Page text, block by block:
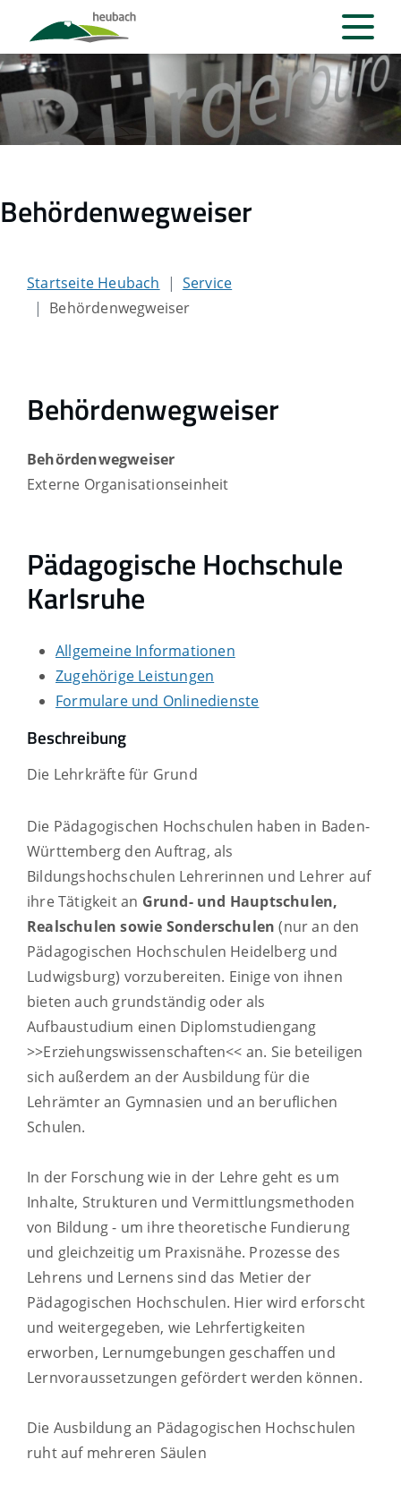
Behördenwegweiser
Startseite Heubach
Service
Behördenwegweiser
Behördenwegweiser
Behördenwegweiser
Externe Organisationseinheit
Pädagogische Hochschule
Karlsruhe
Allgemeine Informationen
Zugehörige Leistungen
Formulare und Onlinedienste
Beschreibung
Die Lehrkräfte für Grund
Die Pädagogischen Hochschulen haben in Baden-
Württemberg den Auftrag, als
Bildungshochschulen Lehrerinnen und Lehrer auf
ihre Tätigkeit an Grund- und Hauptschulen,
Realschulen sowie Sonderschulen (nur an den
Pädagogischen Hochschulen Heidelberg und
Ludwigsburg) vorzubereiten. Einige von ihnen
bieten auch grundständig oder als
Aufbaustudium einen Diplomstudiengang
>>Erziehungswissenschaften<< an. Sie beteiligen
sich außerdem an der Ausbildung für die
Lehrämter an Gymnasien und an beruflichen
Schulen.
In der Forschung wie in der Lehre geht es um
Inhalte, Strukturen und Vermittlungsmethoden
von Bildung - um ihre theoretische Fundierung
und gleichzeitig um Praxisnähe. Prozesse des
Lehrens und Lernens sind das Metier der
Pädagogischen Hochschulen. Hier wird erforscht
und weitergegeben, wie Lehrfertigkeiten
erworben, Lernumgebungen geschaffen und
Lernvoraussetzungen gefördert werden können.
Die Ausbildung an Pädagogischen Hochschulen
ruht auf mehreren Säulen